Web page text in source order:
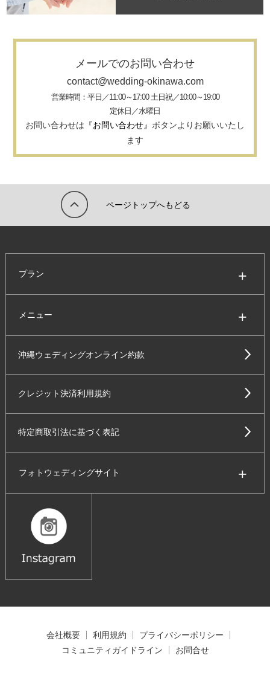
メールでのお問い合わせ
contact@wedding-okinawa.com
営業時間：平日／11:00～17:00 土日祝／10:00～19:00
定休日／水曜日
お問い合わせは 『お問い合わせ』 ボタンよりお願いいたし
ます
ページトップへもどる
プラン
メニュー
沖縄ウェディングオンライン約款
クレジット決済利用規約
特定商取引法に基づく表記
フォトウェディングサイト
会社概要 利用規約
プライバシーポリシー
コミュニティガイドライン
お問合せ